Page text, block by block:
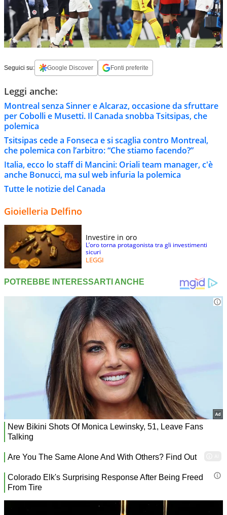
Seguici su: Google Discover Fonti preferite
Leggi anche:
Montreal senza Sinner e Alcaraz, occasione da sfruttare
per Cobolli e Musetti. Il Canada snobba Tsitsipas, che
polemica
Tsitsipas cede a Fonseca e si scaglia contro Montreal,
che polemica con l’arbitro: “Che stiamo facendo?”
Italia, ecco lo staff di Mancini: Oriali team manager, c'è
anche Bonucci, ma sul web infuria la polemica
Tutte le notizie del Canada
Gioielleria Delfino
Investire in oro
L’oro torna protagonista tra gli investimenti
sicuri
LEGGI